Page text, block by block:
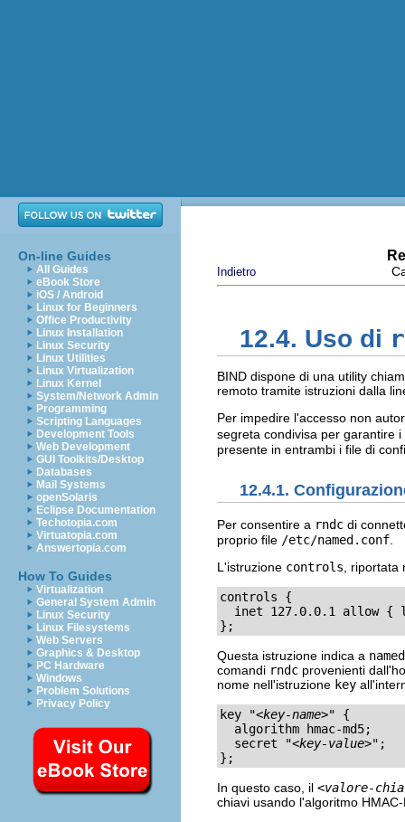
On-line Guides
All Guides
eBook Store
iOS / Android
Linux for Beginners
Office Productivity
Linux Installation
Linux Security
Linux Utilities
Linux Virtualization
Linux Kernel
System/Network Admin
Programming
Scripting Languages
Development Tools
Web Development
GUI Toolkits/Desktop
Databases
Mail Systems
openSolaris
Eclipse Documentation
Techotopia.com
Virtuatopia.com
Answertopia.com
How To Guides
Virtualization
General System Admin
Linux Security
Linux Filesystems
Web Servers
Graphics & Desktop
PC Hardware
Windows
Problem Solutions
Privacy Policy
Indietro
12.4. Uso di
BIND dispone di una utility
remoto tramite istruzioni dalla
Per impedire l'accesso non
segreta condivisa per garantire
presente in entrambi i file di
12.4.1.
Per consentire a rndc di
proprio file /etc/named.conf
L'istruzione controls ,
controls {
inet 127.0.0.1 allow {
};
Questa istruzione indica a named
comandi rndc provenienti
nome nell'istruzione key
key "<key-name>" {
  algorithm hmac-md5;
  secret "
<key-value>";
};
In questo caso, il <valore-
chiavi usando l'algoritmo